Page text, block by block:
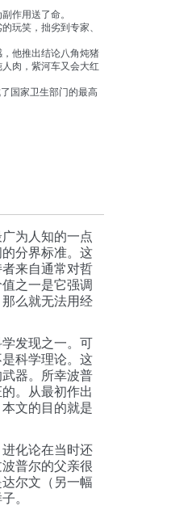
作用送了命。
玩笑，拙劣到专家、
他推出结论八角炖猪
肉，紫河车又会大红
国家卫生部门的最高
广为人知的一点
分界标准。这
来自通常对哲
之一是它强调
么就无法用经
发现之一。可
科学理论。这
器。所幸波普
。从最初作出
文的目的就是
化论在当时还
普尔的父亲很
尔文（另一幅
。